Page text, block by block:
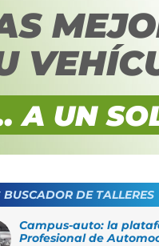
A UN
BUSCADOR DE TALLERES
Campus-auto: la
Profesional de